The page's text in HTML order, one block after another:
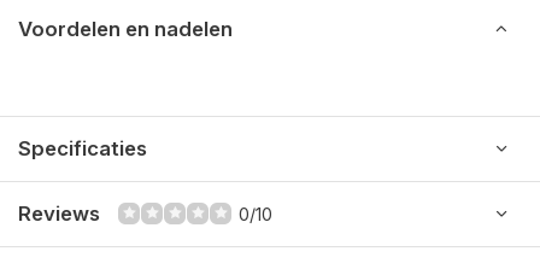
Voordelen en nadelen
Specificaties
Reviews 0/10